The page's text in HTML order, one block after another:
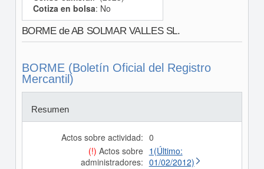
Cotiza en bolsa: No
BORME de AB SOLMAR VALLES SL.
BORME (Boletín Oficial del Registro
Mercantil)
Resumen
Actos sobre actividad: 0
(!) Actos sobre
administradores:
1(Último:
01/02/2012)